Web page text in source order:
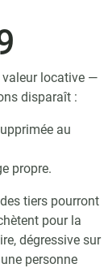
valeur locative —
disparaît :
au
propre.
tiers pourront
pour la
dégressive sur
personne